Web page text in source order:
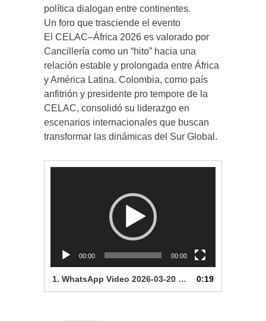
política dialogan entre continentes.
Un foro que trasciende el evento
El CELAC–África 2026 es valorado por
Cancillería como un “hito” hacia una
relación estable y prolongada entre África
y América Latina. Colombia, como país
anfitrión y presidente pro tempore de la
CELAC, consolidó su liderazgo en
escenarios internacionales que buscan
transformar las dinámicas del Sur Global.
00:00 00:00
1. WhatsApp Video 2026-03-20 at 6.02.37 AM 0:19